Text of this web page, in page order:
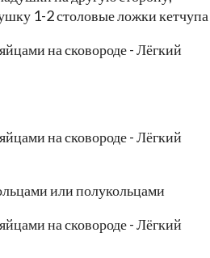
1-2 столовые ложки кетчупа
или полукольцами